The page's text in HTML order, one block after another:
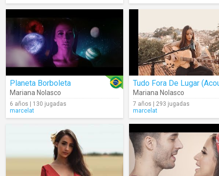
Planeta Borboleta
Mariana Nolasco
6 años | 130 jugadas
marcelat
Mariana Nolasco
7 años | 293 jugadas
marcelat